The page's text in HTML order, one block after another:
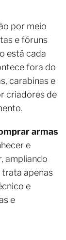
por meio
e fóruns
está cada
fora do
carabinas e
criadores de
armas
e
ampliando
trata apenas
e
e